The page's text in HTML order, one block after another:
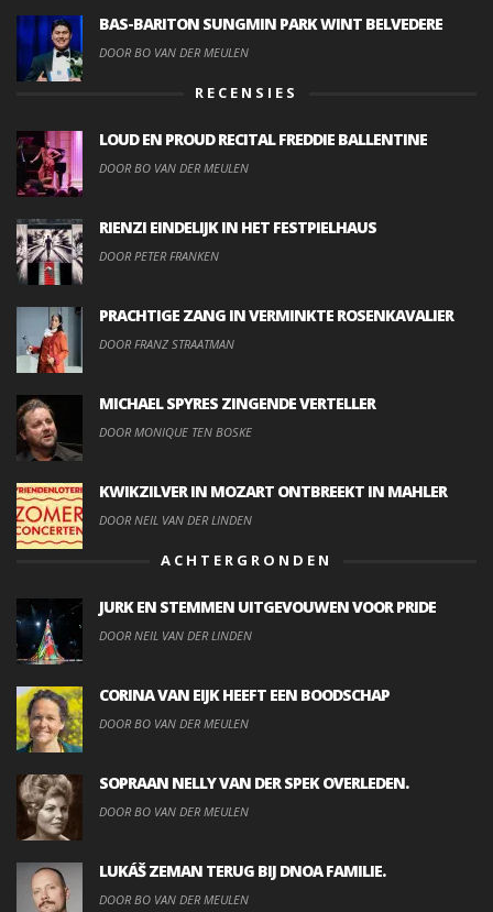
BAS-BARITON SUNGMIN PARK WINT BELVEDERE
DOOR BO VAN DER MEULEN
RECENSIES
LOUD EN PROUD RECITAL FREDDIE BALLENTINE
DOOR BO VAN DER MEULEN
RIENZI EINDELIJK IN HET FESTPIELHAUS
DOOR PETER FRANKEN
PRACHTIGE ZANG IN VERMINKTE ROSENKAVALIER
DOOR FRANZ STRAATMAN
MICHAEL SPYRES ZINGENDE VERTELLER
DOOR MONIQUE TEN BOSKE
KWIKZILVER IN MOZART ONTBREEKT IN MAHLER
DOOR NEIL VAN DER LINDEN
ACHTERGRONDEN
JURK EN STEMMEN UITGEVOUWEN VOOR PRIDE
DOOR NEIL VAN DER LINDEN
CORINA VAN EIJK HEEFT EEN BOODSCHAP
DOOR BO VAN DER MEULEN
SOPRAAN NELLY VAN DER SPEK OVERLEDEN.
DOOR BO VAN DER MEULEN
LUKÁŠ ZEMAN TERUG BIJ DNOA FAMILIE.
DOOR BO VAN DER MEULEN